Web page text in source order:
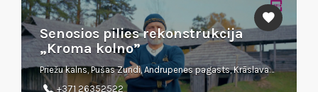
Senosios pilies rekonstrukcija
„Kroma kolno”
Priežu kalns, Pušas Zundi, Andrupenes pagasts, Krāslavas novads
+371 26352522